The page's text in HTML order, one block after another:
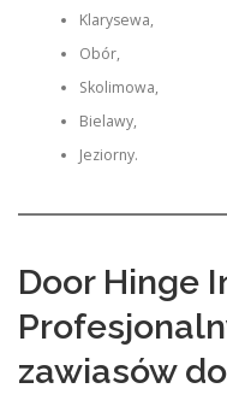
Klarysewa,
Obór,
Skolimowa,
Bielawy,
Jeziorny.
Door Hinge
zawiasów